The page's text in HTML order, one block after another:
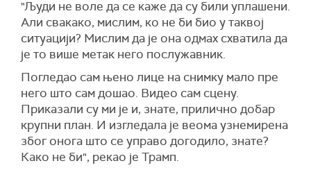
CBS News)
инжењеру и наставнику, без јасне идеолошке
припадности. Постоје назнаке радикализације
и могућег "месијанског комплекса“.
Наводно је слао поруке против Трампа и
његове администрације, што указује на
политичку мотивацију, али не и на припадност
организованој групи.
На питање да ли је деловао сам, професор
Лазић каже да ће то утврдити истрага. Постоји
"Људи не воле да се каже да су били уплашени.
Али свакако, мислим, ко не би био у таквој
ситуацији? Мислим да је она одмах схватила да
је то више метак него послужавник.
Погледао сам њено лице на снимку мало пре
него што сам дошао. Видео сам сцену.
Приказали су ми је и, знате, прилично добар
крупни план. И изгледала је веома узнемирена
због онога што се управо догодило, знате?
Како не би", рекао је Трамп.